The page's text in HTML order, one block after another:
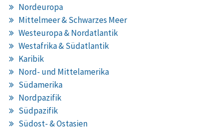
Nordeuropa
Mittelmeer & Schwarzes Meer
Westeuropa & Nordatlantik
Westafrika & Südatlantik
Karibik
Nord- und Mittelamerika
Südamerika
Nordpazifik
Südpazifik
Südost- & Ostasien